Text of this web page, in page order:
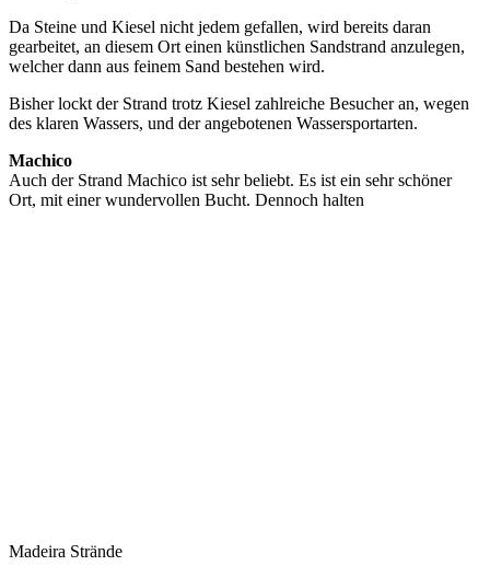
Da Steine und Kiesel nicht jedem gefallen, wird bereits daran
gearbeitet, an diesem Ort einen künstlichen Sandstrand anzulegen,
welcher dann aus feinem Sand bestehen wird.
Bisher lockt der Strand trotz Kiesel zahlreiche Besucher an, wegen
des klaren Wassers, und der angebotenen Wassersportarten.
Machico
Auch der Strand Machico ist sehr beliebt. Es ist ein sehr schöner
Ort, mit einer wundervollen Bucht. Dennoch halten
Madeira Strände